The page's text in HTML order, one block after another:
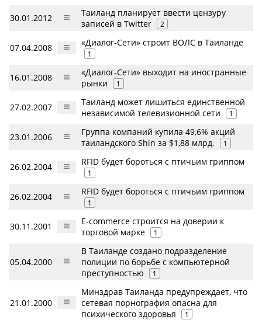
30.01.2012
Таиланд планирует ввести цензуру
записей в Twitter
2
07.04.2008 «Диалог-Сети» строит ВОЛС в Таиланде
1
16.01.2008
«Диалог-Сети» выходит на иностранные
рынки
1
27.02.2007
Таиланд может лишиться единственной
независимой телевизионной сети
1
23.01.2006
Группа компаний купила 49,6% акций
таиландского Shin за $1,88 млрд.
1
26.02.2004 RFID будет бороться с птичьим гриппом
1
26.02.2004 RFID будет бороться с птичьим гриппом
1
30.11.2001
E-commerce строится на доверии к
торговой марке
1
05.04.2000
В Таиланде создано подразделение
полиции по борьбе с компьютерной
преступностью
1
21.01.2000
Минздрав Таиланда предупреждает, что
сетевая порнография опасна для
психического здоровья
1